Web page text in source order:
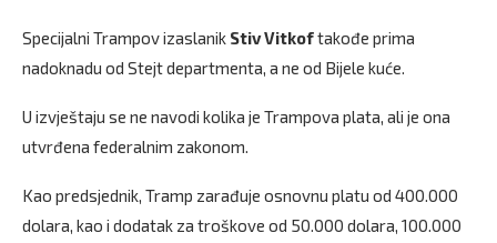
Specijalni Trampov izaslanik Stiv Vitkoftakođe prima
nadoknadu od Stejt departmenta, a ne od Bijele kuće.
U izvještaju se ne navodi kolika je Trampova plata, ali je ona
utvrđena federalnim zakonom.
Kao predsjednik, Tramp zarađuje osnovnu platu od 400.000
dolara, kao i dodatak za troškove od 50.000 dolara, 100.000